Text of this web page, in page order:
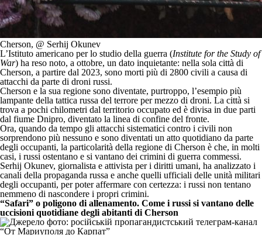
Cherson, @ Serhij Okunev
L’Istituto americano per lo studio della guerra (Institute for the Study of
War) ha reso noto, a ottobre, un dato inquietante: nella sola città di
Cherson, a partire dal 2023, sono morti più di 2800 civili a causa di
attacchi da parte di droni russi.
Cherson e la sua regione sono diventate, purtroppo, l’esempio più
lampante della tattica russa del terrore per mezzo di droni. La città si
trova a pochi chilometri dal territorio occupato ed è divisa in due parti
dal fiume Dnipro, diventato la linea di confine del fronte.
Ora, quando da tempo gli attacchi sistematici contro i civili non
sorprendono più nessuno e sono diventati un atto quotidiano da parte
degli occupanti, la particolarità della regione di Cherson è che, in molti
casi, i russi ostentano e si vantano dei crimini di guerra commessi.
Serhij Okunev, giornalista e attivista per i diritti umani, ha analizzato i
canali della propaganda russa e anche quelli ufficiali delle unità militari
degli occupanti, per poter affermare con certezza: i russi non tentano
nemmeno di nascondere i propri crimini.
“Safari” o poligono di allenamento. Come i russi si vantano delle
uccisioni quotidiane degli abitanti di Cherson